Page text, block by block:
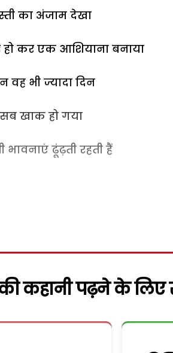
का अंजाम देखा
कर एक आशियाना बनाया
भी ज्यादा दिन
खाक हो गया
भावनाएं ढूंढ़ती रहती हैं
कहानी पढ़ने के लिए